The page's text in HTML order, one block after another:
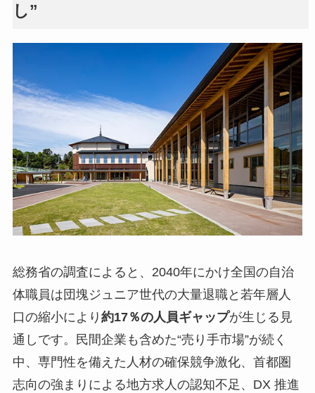
し”
総務省の調査によると、2040年にかけ全国の自治
体職員は団塊ジュニア世代の大量退職と若年層人
口の縮小により 約17％の人員ギャップが生じる見
通しです。民間企業も含めた“売り手市場”が続く
中、専門性を備えた人材の確保競争激化、首都圏
志向の強まりによる地方求人の認知不足、DX 推進